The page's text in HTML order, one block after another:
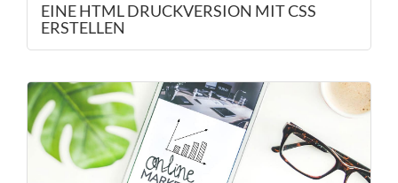
EINE HTML DRUCKVERSION MIT CSS
ERSTELLEN